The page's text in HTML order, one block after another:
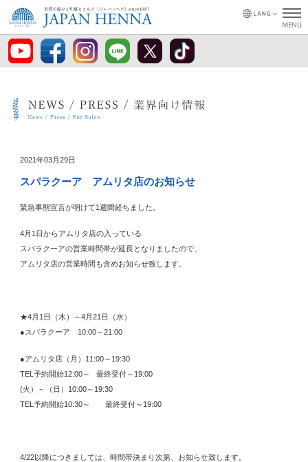
2021年03月29日
スパラクーア アムリタ店のお知らせ
緊急事態宣言が明けて1週間経ちました。
4月1日からアムリタ店の入っている
スパラクーアの営業時間帯が延長となりましたので、
アムリタ店の営業時間も含めお知らせ致します。
★4月1日（木）～4月21日（水）
●スパラクーア 10:00～21:00
●アムリタ店（月）11:00～19:30
TEL予約開始12:00～ 最終受付～19:00
(火）～（日）10:00～19:30
TEL予約開始10:30～ 最終受付～19:00
4/22以降につきましては、時間帯決まり次第、お知らせ致します。